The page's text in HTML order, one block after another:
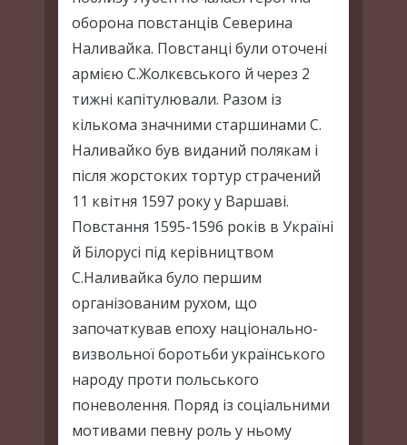
оборона повстанців Северина
Наливайка. Повстанці були оточені
армією С.Жолкєвського й через 2
тижні капітулювали. Разом із
кількома значними старшинами С.
Наливайко був виданий полякам і
після жорстоких тортур страчений
11 квітня 1597 року у Варшаві.
Повстання 1595-1596 років в Україні
й Білорусі під керівництвом
С.Наливайка було першим
організованим рухом, що
започаткував епоху національно-
визвольної боротьби українського
народу проти польського
поневолення. Поряд із соціальними
мотивами певну роль у ньому